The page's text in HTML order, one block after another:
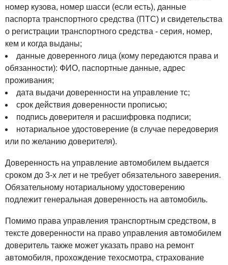
номер кузова, номер шасси (если есть), данные
паспорта транспортного средства (ПТС) и свидетельства
о регистрации транспортного средства - серия, номер,
кем и когда выданы;
данные доверенного лица (кому передаются права и
обязанности): ФИО, паспортные данные, адрес
проживания;
дата выдачи доверенности на управление тс;
срок действия доверенности прописью;
подпись доверителя и расшифровка подписи;
нотариальное удостоверение (в случае передоверия
или по желанию доверителя).
Доверенность на управление автомобилем выдается
сроком до 3-х лет и не требует обязательного заверения.
Обязательному нотариальному удостоверению
подлежит генеральная доверенность на автомобиль.
Помимо права управления транспортным средством, в
тексте доверенности на право управления автомобилем
доверитель также может указать право на ремонт
автомобиля, прохождение техосмотра, страхование